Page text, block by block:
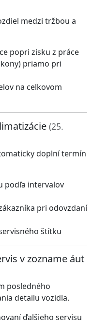
medzi tržbou a
popri zisku z práce
priamo pri
na celkovom
(25.
doplní termín
podľa intervalov
pri odovzdaní
štítku
v zozname áut
posledného
detailu vozidla.
ďalšieho servisu